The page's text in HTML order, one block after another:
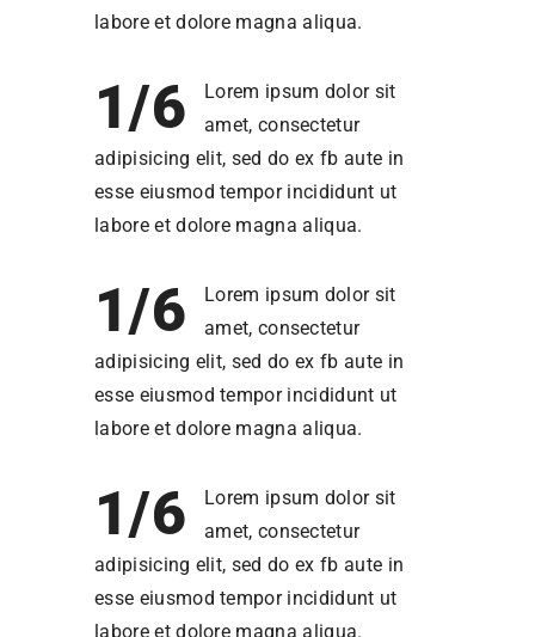
labore et dolore magna aliqua.
1/6
Lorem ipsum dolor sit
amet, consectetur
adipisicing elit, sed do ex fb aute in
esse eiusmod tempor incididunt ut
labore et dolore magna aliqua.
1/6
Lorem ipsum dolor sit
amet, consectetur
adipisicing elit, sed do ex fb aute in
esse eiusmod tempor incididunt ut
labore et dolore magna aliqua.
1/6
Lorem ipsum dolor sit
amet, consectetur
adipisicing elit, sed do ex fb aute in
esse eiusmod tempor incididunt ut
labore et dolore magna aliqua.